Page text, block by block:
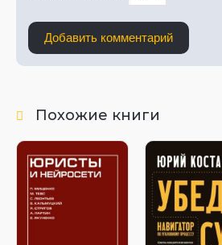
Добавить комментарий
Похожие книги